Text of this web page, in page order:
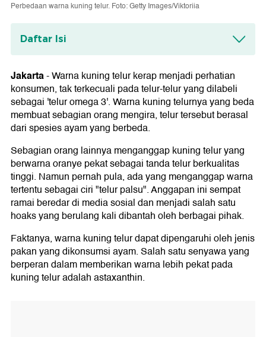
Perbedaan warna kuning telur. Foto: Getty Images/Viktoriia
Daftar Isi
Pigmen yang Membuat Kuning Telur Lebih
Oranye
Jakarta-Warna kuning telur kerap menjadi perhatian
konsumen, tak terkecuali pada telur-telur yang dilabeli
sebagai 'telur omega 3'. Warna kuning telurnya yang beda
membuat sebagian orang mengira, telur tersebut berasal
dari spesies ayam yang berbeda.
Sebagian orang lainnya menganggap kuning telur yang
berwarna oranye pekat sebagai tanda telur berkualitas
tinggi. Namun pernah pula, ada yang menganggap warna
tertentu sebagai ciri "telur palsu". Anggapan ini sempat
ramai beredar di media sosial dan menjadi salah satu
hoaks yang berulang kali dibantah oleh berbagai pihak.
Faktanya, warna kuning telur dapat dipengaruhi oleh jenis
pakan yang dikonsumsi ayam. Salah satu senyawa yang
berperan dalam memberikan warna lebih pekat pada
kuning telur adalah astaxanthin.